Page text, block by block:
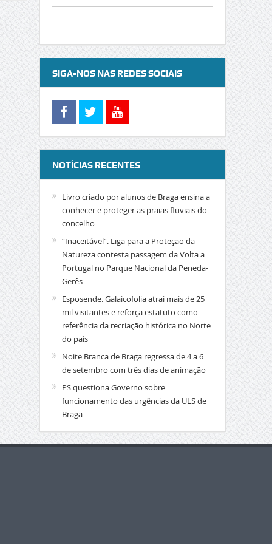
SIGA-NOS NAS REDES SOCIAIS
NOTÍCIAS RECENTES
Livro criado por alunos de Braga ensina a
conhecer e proteger as praias fluviais do
concelho
“Inaceitável”. Liga para a Proteção da
Natureza contesta passagem da Volta a
Portugal no Parque Nacional da Peneda-
Gerês
Esposende. Galaicofolia atrai mais de 25
mil visitantes e reforça estatuto como
referência da recriação histórica no Norte
do país
Noite Branca de Braga regressa de 4 a 6
de setembro com três dias de animação
PS questiona Governo sobre
funcionamento das urgências da ULS de
Braga